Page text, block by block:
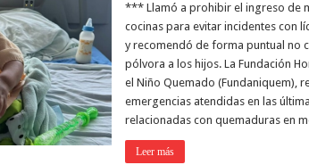
*** Llamó a prohibir el ingreso de
cocinas para evitar incidentes con
y recomendó de forma puntual no
pólvora a los hijos. La Fundación
el Niño Quemado (Fundaniquem),
emergencias atendidas en las
relacionadas con quemaduras en
Leer más